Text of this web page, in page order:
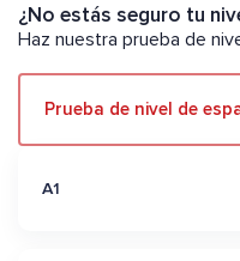
¿No estás seguro tu
Haz nuestra prueba de
Prueba de nivel de
A1